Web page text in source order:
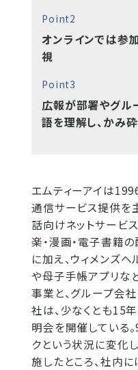
Point2
オンラインでは参
視
Point3
広報が部署やグル
語を理解し、かみ
エムティーアイは
通信サービス提供を
話向けネットサービ
楽・漫画・電子書籍
に加え、ウィメンズヘ
や母子手帳アプリな
事業と、グループ会
社は、少なくとも15
明会を開催している
クという状況に変化
施したところ、社内